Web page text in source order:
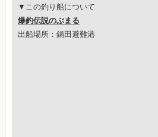
▼この釣り船について
爆釣伝説のぶまる
出船場所：鍋田避難港